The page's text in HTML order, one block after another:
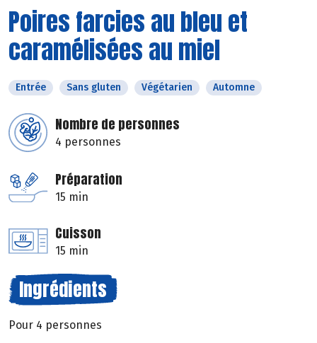
Poires farcies au bleu et
caramélisées au miel
Entrée Sans gluten Végétarien Automne
Nombre de personnes
4 personnes
Préparation
15 min
Cuisson
15 min
Ingrédients
Pour 4 personnes